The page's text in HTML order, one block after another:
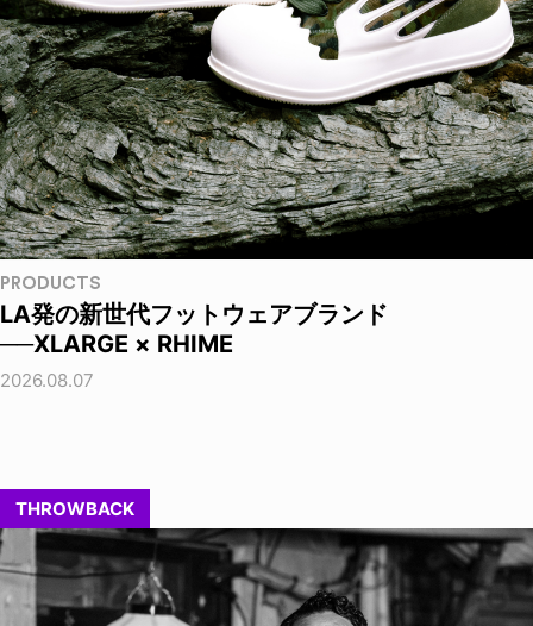
PRODUCTS
LA発の新世代フットウェアブランド
──XLARGE × RHIME
2026.08.07
THROWBACK